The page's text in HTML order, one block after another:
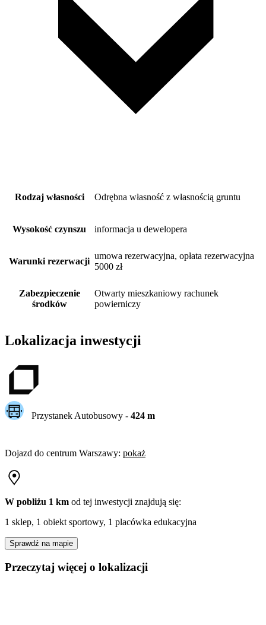
Rodzaj własności Odrębna własność z własnością gruntu
Wysokość czynszu informacja u dewelopera
Warunki rezerwacji
umowa rezerwacyjna, opłata rezerwacyjna
5000 zł
Zabezpieczenie
środków
Otwarty mieszkaniowy rachunek
powierniczy
Lokalizacja inwestycji
Przystanek Autobusowy - 424m
Dojazd do centrum Warszawy: pokaż
W pobliżu 1 km od tej inwestycji znajdują się:
1 sklep, 1 obiekt sportowy, 1 placówka edukacyjna
Sprawdź na mapie
Przeczytaj więcej o lokalizacji